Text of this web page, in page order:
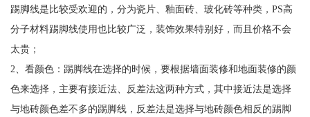
踢脚线是比较受欢迎的，分为瓷片、釉面砖、玻化砖等种类，PS高
分子材料踢脚线使用也比较广泛，装饰效果特别好，而且价格不会
太贵；
2、看颜色：踢脚线在选择的时候，要根据墙面装修和地面装修的颜
色来选择，主要有接近法、反差法这两种方式，其中接近法是选择
与地砖颜色差不多的踢脚线，反差法是选择与地砖颜色相反的踢脚